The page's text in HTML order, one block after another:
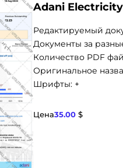
Adani Electricity
Редактируемый
Документы за
Количество PDF
Оригинальное
Шрифты: +
Цена35.00 $